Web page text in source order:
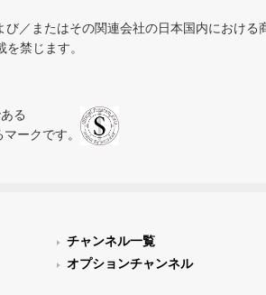
／またはその関連会社の日本国内における
禁じます。
る
ークです。
チャンネル一覧
オプションチャンネル